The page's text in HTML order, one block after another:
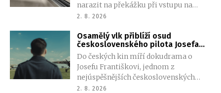
narazit na překážku při vstupu na
americký trh. Tamní regulační úřad je
bezpečnostním pravidlům může
považovat za riziková robotická
zařízení. Vysavačů, které už lidé
používají nebo jsou v prodeji, se
změna netýká.
2. 8. 2026
Osamělý vlk přiblíží osud
československého pilota Josefa
Františka
Do českých kin míří dokudrama o
Josefu Františkovi, jednom z
nejúspěšnějších československých
stíhacích pilotů druhé světové války.
2. 8. 2026